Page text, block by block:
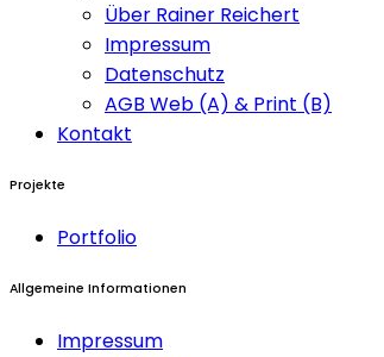
Über Rainer Reichert
Impressum
Datenschutz
AGB Web (A) & Print (B)
Kontakt
Projekte
Portfolio
Allgemeine Informationen
Impressum